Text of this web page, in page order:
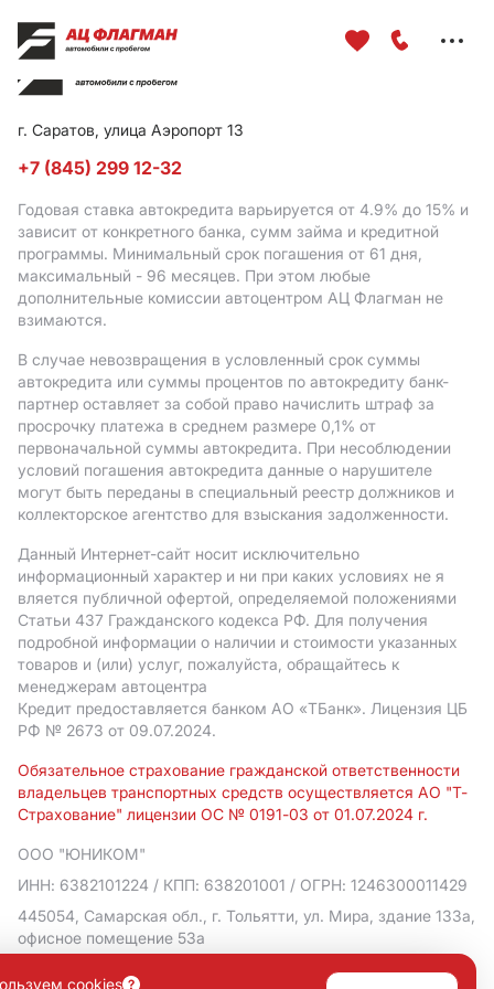
г. Саратов, улица Аэропорт 13
+7 (845) 299 12-32
Годовая ставка автокредита варьируется от 4.9% до 15% и
зависит от конкретного банка, сумм займа и кредитной
программы. Минимальный срок погашения от 61 дня,
максимальный - 96 месяцев. При этом любые
дополнительные комиссии автоцентром АЦ Флагман не
взимаются.
В случае невозвращения в условленный срок суммы
автокредита или суммы процентов по автокредиту банк-
партнер оставляет за собой право начислить штраф за
просрочку платежа в среднем размере 0,1% от
первоначальной суммы автокредита. При несоблюдении
условий погашения автокредита данные о нарушителе
могут быть переданы в специальный реестр должников и
коллекторское агентство для взыскания задолженности.
Данный Интернет-сайт носит исключительно
информационный характер и ни при каких условиях не я
вляется публичной офертой, определяемой положениями
Статьи 437 Гражданского кодекса РФ. Для получения
подробной информации о наличии и стоимости указанных
товаров и (или) услуг, пожалуйста, обращайтесь к
менеджерам автоцентра
Кредит предоставляется банком АO «ТБанк». Лицензия ЦБ
РФ № 2673 от 09.07.2024.
Обязательное страхование гражданской ответственности
владельцев транспортных средств осуществляется АО "Т-
Страхование" лицензии ОС № 0191-03 от 01.07.2024 г.
ООО "ЮНИКОМ"
ИНН: 6382101224 / КПП: 638201001 / ОГРН: 1246300011429
445054, Самарская обл., г. Тольятти, ул. Мира, здание 133а,
офисное помещение 53а
Политика в отношении обработки персональных данных
cookies